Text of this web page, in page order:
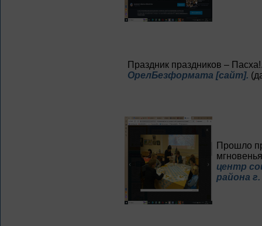
Праздник праздников –
ОрелБезформата [сайт].
Прошло
центр
района